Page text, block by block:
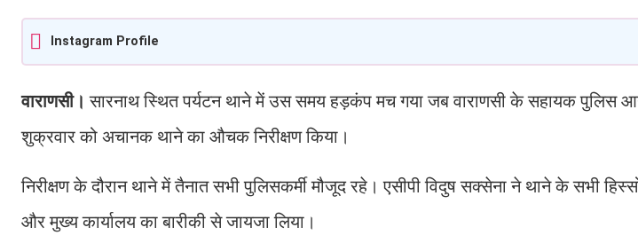
Instagram Profile
वाराणसी। सारनाथ स्थित पर्यटन थाने में उस समय हड़कंप मच गया जब वाराणसी के सहायक पुलिस
शुक्रवार को अचानक थाने का औचक निरीक्षण किया।
निरीक्षण के दौरान थाने में तैनात सभी पुलिसकर्मी मौजूद रहे। एसीपी विदुष सक्सेना ने थाने के सभी
और मुख्य कार्यालय का बारीकी से जायजा लिया।